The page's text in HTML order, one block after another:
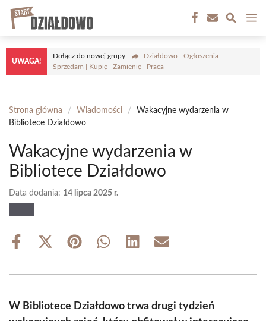
Przejdź
treści
UWAGA!
Dołącz do nowej grupy
Działdowo - Ogłoszenia |
Sprzedam | Kupię | Zamienię | Praca
Strona główna / Wiadomości /
Wakacyjne wydarzenia w
Bibliotece Działdowo
Wakacyjne wydarzenia w
Bibliotece Działdowo
Data dodania: 14 lipca 2025 r.
Share
Share
(Twitter)
Share Share Share Share
W Bibliotece Działdowo trwa drugi tydzień